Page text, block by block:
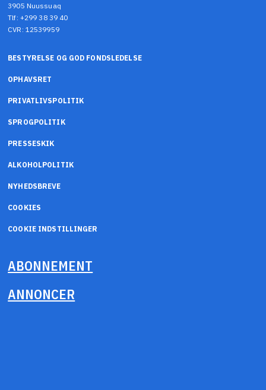
3905 Nuussuaq
Tlf: +299 38 39 40
CVR: 12539959
BESTYRELSE OG GOD FONDSLEDELSE
OPHAVSRET
PRIVATLIVSPOLITIK
SPROGPOLITIK
PRESSESKIK
ALKOHOLPOLITIK
NYHEDSBREVE
COOKIES
COOKIE INDSTILLINGER
ABONNEMENT
ANNONCER